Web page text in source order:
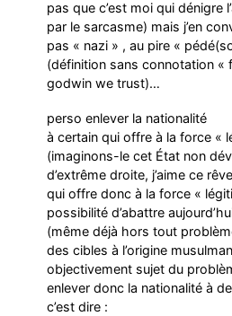
pas que c’est moi qui dénigre
par le sarcasme) mais j’en
pas « nazi » , au pire «
(définition sans connotation «
godwin we trust)…
perso enlever la nationalité
à certain qui offre à la force «
(imaginons-le cet État non
d’extrême droite, j’aime ce
qui offre donc à la force «
possibilité d’abattre
(même déjà hors tout
des cibles à l’origine
objectivement sujet du
enlever donc la nationalité à
c’est dire :